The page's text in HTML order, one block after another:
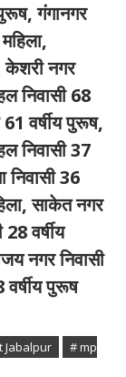
गंगानगर
केशरी नगर
निवासी 68
61 वर्षीय पुरूष,
निवासी 37
निवासी 36
साकेत नगर
वर्षीय
नगर निवासी
वर्षीय पुरूष
Jabalpur
# mp